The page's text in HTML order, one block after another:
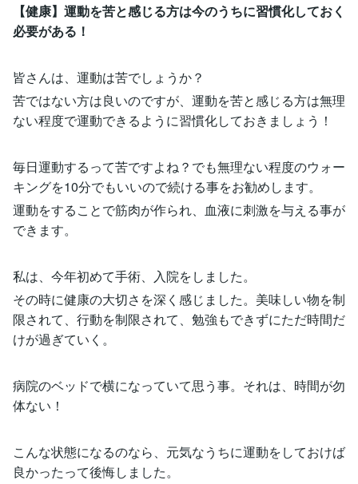
【健康】運動を苦と感じる方は今のうちに習慣化しておく
必要がある！
皆さんは、運動は苦でしょうか？
苦ではない方は良いのですが、運動を苦と感じる方は無理
ない程度で運動できるように習慣化しておきましょう！
毎日運動するって苦ですよね？でも無理ない程度のウォー
キングを10分でもいいので続ける事をお勧めします。
運動をすることで筋肉が作られ、血液に刺激を与える事が
できます。
私は、今年初めて手術、入院をしました。
その時に健康の大切さを深く感じました。美味しい物を制
限されて、行動を制限されて、勉強もできずにただ時間だ
けが過ぎていく。
病院のベッドで横になっていて思う事。それは、時間が勿
体ない！
こんな状態になるのなら、元気なうちに運動をしておけば
良かったって後悔しました。